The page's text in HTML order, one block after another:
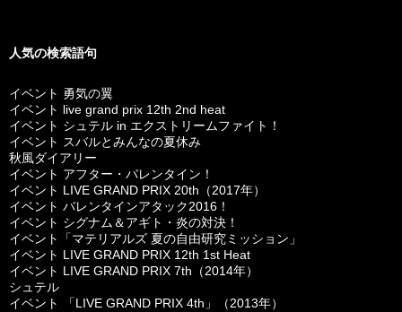
人気の検索語句
イベント 勇気の翼
イベント live grand prix 12th 2nd heat
イベント シュテル in エクストリームファイト！
イベント スバルとみんなの夏休み
秋風ダイアリー
イベント アフター・バレンタイン！
イベント LIVE GRAND PRIX 20th（2017年）
イベント バレンタインアタック2016！
イベント シグナム＆アギト・炎の対決！
イベント「マテリアルズ 夏の自由研究ミッション」
イベント LIVE GRAND PRIX 12th 1st Heat
イベント LIVE GRAND PRIX 7th（2014年）
シュテル
イベント 「LIVE GRAND PRIX 4th」（2013年）